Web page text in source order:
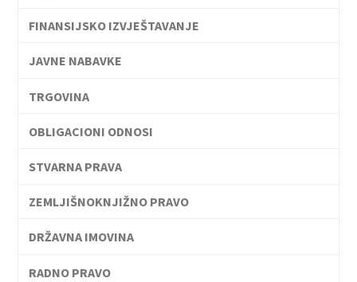
FINANSIJSKO IZVJEŠTAVANJE
JAVNE NABAVKE
TRGOVINA
OBLIGACIONI ODNOSI
STVARNA PRAVA
ZEMLJIŠNOKNJIŽNO PRAVO
DRŽAVNA IMOVINA
RADNO PRAVO